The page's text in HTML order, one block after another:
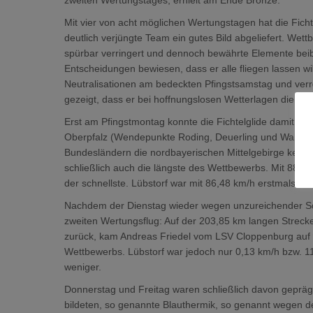
Mit vier von acht möglichen Wertungstagen hat die
deutlich verjüngte Team ein gutes Bild abgeliefert.
spürbar verringert und dennoch bewährte Elemente
Entscheidungen bewiesen, dass er alle fliegen lassen
Neutralisationen am bedeckten Pfingstsamstag und
gezeigt, dass er bei hoffnungslosen Wetterlagen die
Erst am Pfingstmontag konnte die Fichtelglide damit
Oberpfalz (Wendepunkte Roding, Deuerling und
Bundesländern die nordbayerischen Mittelgebirge
schließlich auch die längste des Wettbewerbs. Mit
der schnellste. Lübstorf war mit 86,48 km/h erstmals
Nachdem der Dienstag wieder wegen unzureichender
zweiten Wertungsflug: Auf der 203,85 km langen
zurück, kam Andreas Friedel vom LSV Cloppenburg
Wettbewerbs. Lübstorf war jedoch nur 0,13 km/h bzw.
weniger.
Donnerstag und Freitag waren schließlich davon
bildeten, so genannte Blauthermik, so genannt wegen